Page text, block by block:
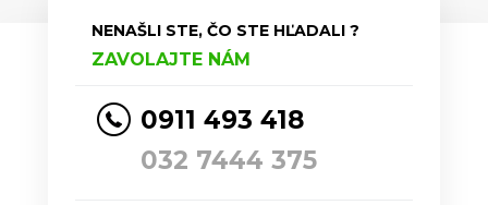
NENAŠLI STE, ČO STE HĽADALI ?
ZAVOLAJTE NÁM
0911 493 418
032 7444 375